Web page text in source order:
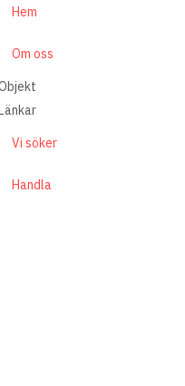
Hem
Om oss
Vi söker
Handla